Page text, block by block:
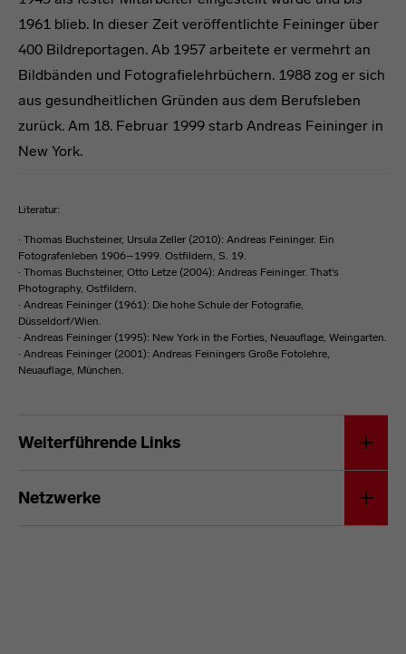
1961 blieb. In dieser Zeit veröffentlichte Feininger über
400 Bildreportagen. Ab 1957 arbeitete er vermehrt an
Bildbänden und Fotografielehrbüchern. 1988 zog er sich
aus gesundheitlichen Gründen aus dem Berufsleben
zurück. Am 18. Februar 1999 starb Andreas Feininger in
New York.
Literatur:
· Thomas Buchsteiner, Ursula Zeller (2010): Andreas Feininger. Ein
Fotografenleben 1906–1999. Ostfildern, S. 19.
· Thomas Buchsteiner, Otto Letze (2004): Andreas Feininger. That's
Photography, Ostfildern.
· Andreas Feininger (1961): Die hohe Schule der Fotografie,
Düsseldorf/Wien.
· Andreas Feininger (1995): New York in the Forties, Neuauflage, Weingarten.
· Andreas Feininger (2001): Andreas Feiningers Große Fotolehre,
Neuauflage, München.
Weiterführende Links
Netzwerke